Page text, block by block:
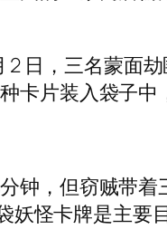
2 日，三名蒙
卡片装入袋子中
钟，但窃贼带
怪卡牌是主要目